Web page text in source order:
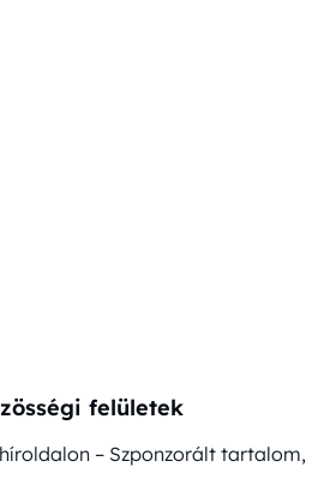
felületek
– Szponzorált tartalom,